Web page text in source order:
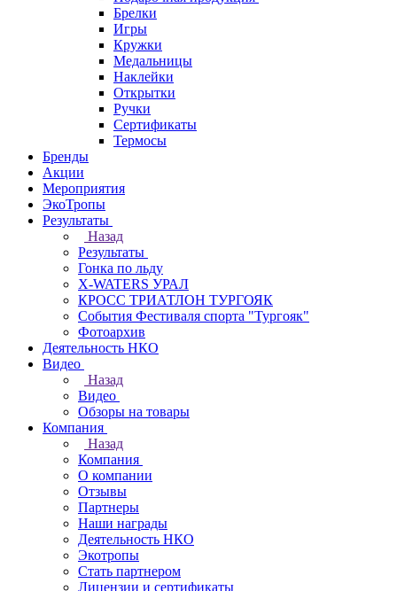
Брелки
Игры
Кружки
Медальницы
Наклейки
Открытки
Ручки
Сертификаты
Термосы
Бренды
Акции
Мероприятия
ЭкоТропы
Результаты
Назад
Результаты
Гонка по льду
X-WATERS УРАЛ
КРОСС ТРИАТЛОН ТУРГОЯК
События Фестиваля спорта "Тургояк"
Фотоархив
Деятельность НКО
Видео
Назад
Видео
Обзоры на товары
Компания
Назад
Компания
О компании
Отзывы
Партнеры
Наши награды
Деятельность НКО
Экотропы
Стать партнером
Лицензии и сертификаты